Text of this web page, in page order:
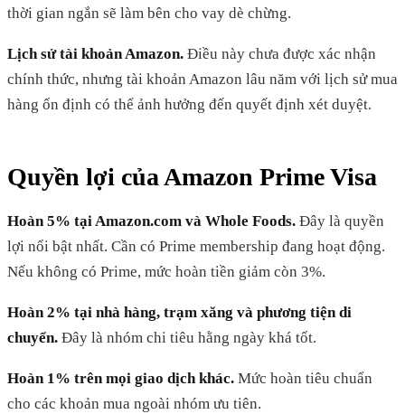
thời gian ngắn sẽ làm bên cho vay dè chừng.
Lịch sử tài khoản Amazon. Điều này chưa được xác nhận
chính thức, nhưng tài khoản Amazon lâu năm với lịch sử mua
hàng ổn định có thể ảnh hưởng đến quyết định xét duyệt.
Quyền lợi của Amazon Prime Visa
Hoàn 5% tại Amazon.com và Whole Foods. Đây là quyền
lợi nổi bật nhất. Cần có Prime membership đang hoạt động.
Nếu không có Prime, mức hoàn tiền giảm còn 3%.
Hoàn 2% tại nhà hàng, trạm xăng và phương tiện di
chuyển. Đây là nhóm chi tiêu hằng ngày khá tốt.
Hoàn 1% trên mọi giao dịch khác. Mức hoàn tiêu chuẩn
cho các khoản mua ngoài nhóm ưu tiên.